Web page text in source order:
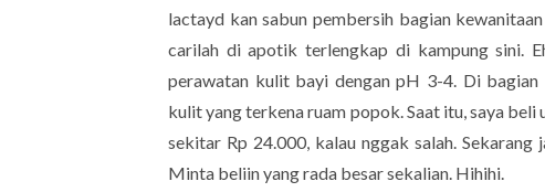
lactayd kan sabun pembersih bagian
carilah di apotik terlengkap di kampung sini.
perawatan kulit bayi dengan pH 3-4. Di
kulit yang terkena ruam popok. Saat itu, saya
sekitar Rp 24.000, kalau nggak salah.
Minta beliin yang rada besar sekalian. Hihihi.